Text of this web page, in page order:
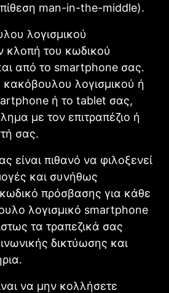
man-in-the-middle).
λογισμικού
κλοπή του κωδικού
από το smartphone σας.
λογισμικού ή
ή το tablet σας,
με τον επιτραπέζιο ή
σας.
είναι πιθανό να φιλοξενεί
και συνήθως
πρόσβασης για κάθε
λογισμικό smartphone
τα τραπεζικά σας
δικτύωσης και
να μην κολλήσετε